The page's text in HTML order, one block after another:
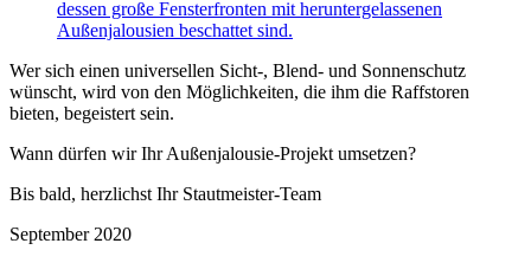
Wer sich einen universellen Sicht-, Blend- und Sonnenschutz
wünscht, wird von den Möglichkeiten, die ihm die Raffstoren
bieten, begeistert sein.
Wann dürfen wir Ihr Außenjalousie-Projekt umsetzen?
Bis bald, herzlichst Ihr Stautmeister-Team
September 2020